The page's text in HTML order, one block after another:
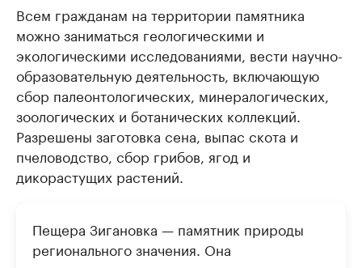
Всем гражданам на территории памятника
можно заниматься геологическими и
экологическими исследованиями, вести научно-
образовательную деятельность, включающую
сбор палеонтологических, минералогических,
зоологических и ботанических коллекций.
Разрешены заготовка сена, выпас скота и
пчеловодство, сбор грибов, ягод и
дикорастущих растений.
Пещера Зигановка — памятник природы
регионального значения. Она